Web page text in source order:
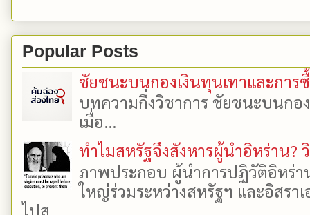
Popular Posts
ชัยชนะบนกองเงินทุนเทาและการ
บทความกึ่งวิชาการ ชัยชนะบนกอ
เมื่อ...
ทำไมสหรัฐจึงสังหารผู้นำอิหร่าน?
ภาพประกอบ ผู้นำการปฏิวัติอิหร่า
ใหญ่ร่วมระหว่างสหรัฐฯ และอิสรา
ไปส...